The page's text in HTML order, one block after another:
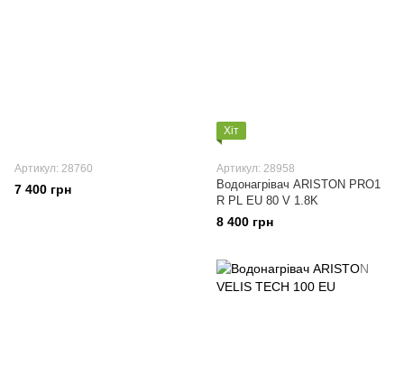
Артикул: 28760
7 400 грн
Хіт
Артикул: 28958
Водонагрівач ARISTON PRO1
R PL EU 80 V 1.8K
8 400 грн